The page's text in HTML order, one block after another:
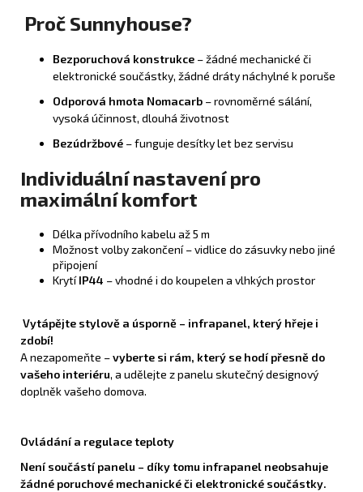
Proč Sunnyhouse?
Bezporuchová konstrukce – žádné mechanické či
elektronické součástky, žádné dráty náchylné k poruše
Odporová hmota Nomacarb – rovnoměrné sálání,
vysoká účinnost, dlouhá životnost
Bezúdržbové – funguje desítky let bez servisu
Individuální nastavení pro
maximální komfort
Délka přívodního kabelu až 5 m
Možnost volby zakončení – vidlice do zásuvky nebo jiné
připojení
KrytíIP44 – vhodné i do koupelen a vlhkých prostor
Vytápějte stylově a úsporně – infrapanel, který hřeje i
zdobí!
A nezapomeňte –vyberte si rám, který se hodí přesně do
vašeho interiéru, a udělejte z panelu skutečný designový
doplněk vašeho domova.
Ovládání a regulace teploty
Není součástí panelu – díky tomu infrapanel neobsahuje
žádné poruchové mechanické či elektronické součástky.